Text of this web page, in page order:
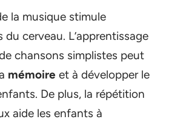
la musique stimule
cerveau. L’apprentissage
chansons simplistes peut
mémoire et à développer le
De plus, la répétition
aide les enfants à